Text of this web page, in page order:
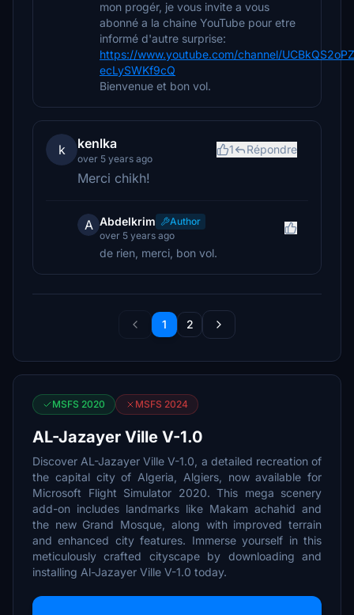
mon progér, je vous invite a vous
abonné a la chaine YouTube pour etre
informé d'autre surprise:
https://www.youtube.com/channel/
ecLySWKf9cQ
Bienvenue et bon vol.
k kenlka
over 5 years ago
1 Répondre
Merci chikh!
A Abdelkrim
Author
over 5 years ago
de rien, merci, bon vol.
1 2
MSFS 2020 MSFS 2024
AL-Jazayer Ville V-1.0
Discover AL-Jazayer Ville V-1.0, a detailed recreation of
the capital city of Algeria, Algiers, now available for
Microsoft Flight Simulator 2020. This mega scenery
add-on includes landmarks like Makam achahid and
the new Grand Mosque, along with improved terrain
and enhanced city features. Immerse yourself in this
meticulously crafted cityscape by downloading and
installing Al-Jazayer Ville V-1.0 today.